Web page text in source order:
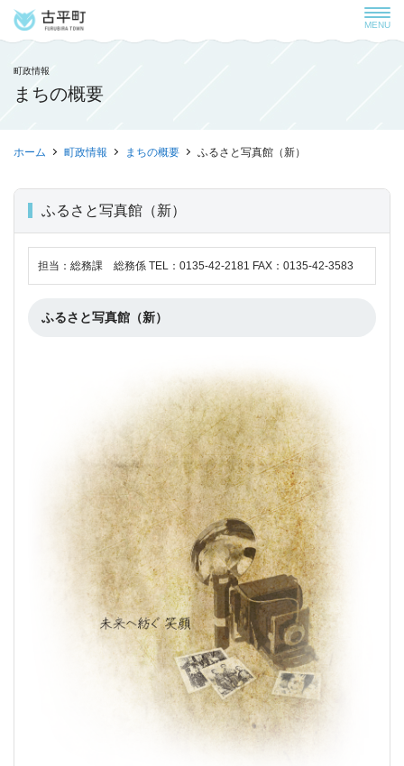
MENU
町政情報
まちの概要
ホーム 町政情報 まちの概要 ふるさと写真館（新）
ふるさと写真館（新）
担当：総務課 総務係 TEL：0135-42-2181 FAX：0135-42-3583
ふるさと写真館（新）